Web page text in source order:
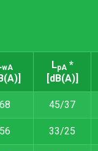
wA LpA *
[dB(A)]
68 45/37
56 33/25